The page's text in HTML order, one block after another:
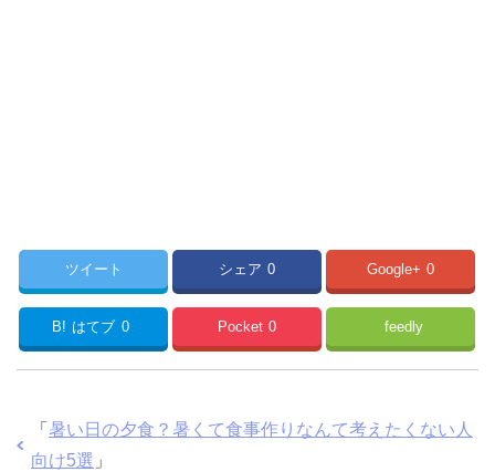
ツイート シェア 0 Google+ 0
B! はてブ 0 Pocket 0 feedly
「 暑い日の夕食？暑くて食事作りなんて考えたくない人
向け5選 」